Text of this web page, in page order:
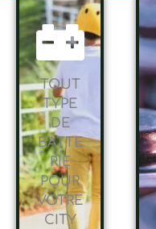
TOUT
TYPE
DE
BATTE
RIE
POUR
VOTRE
CITY